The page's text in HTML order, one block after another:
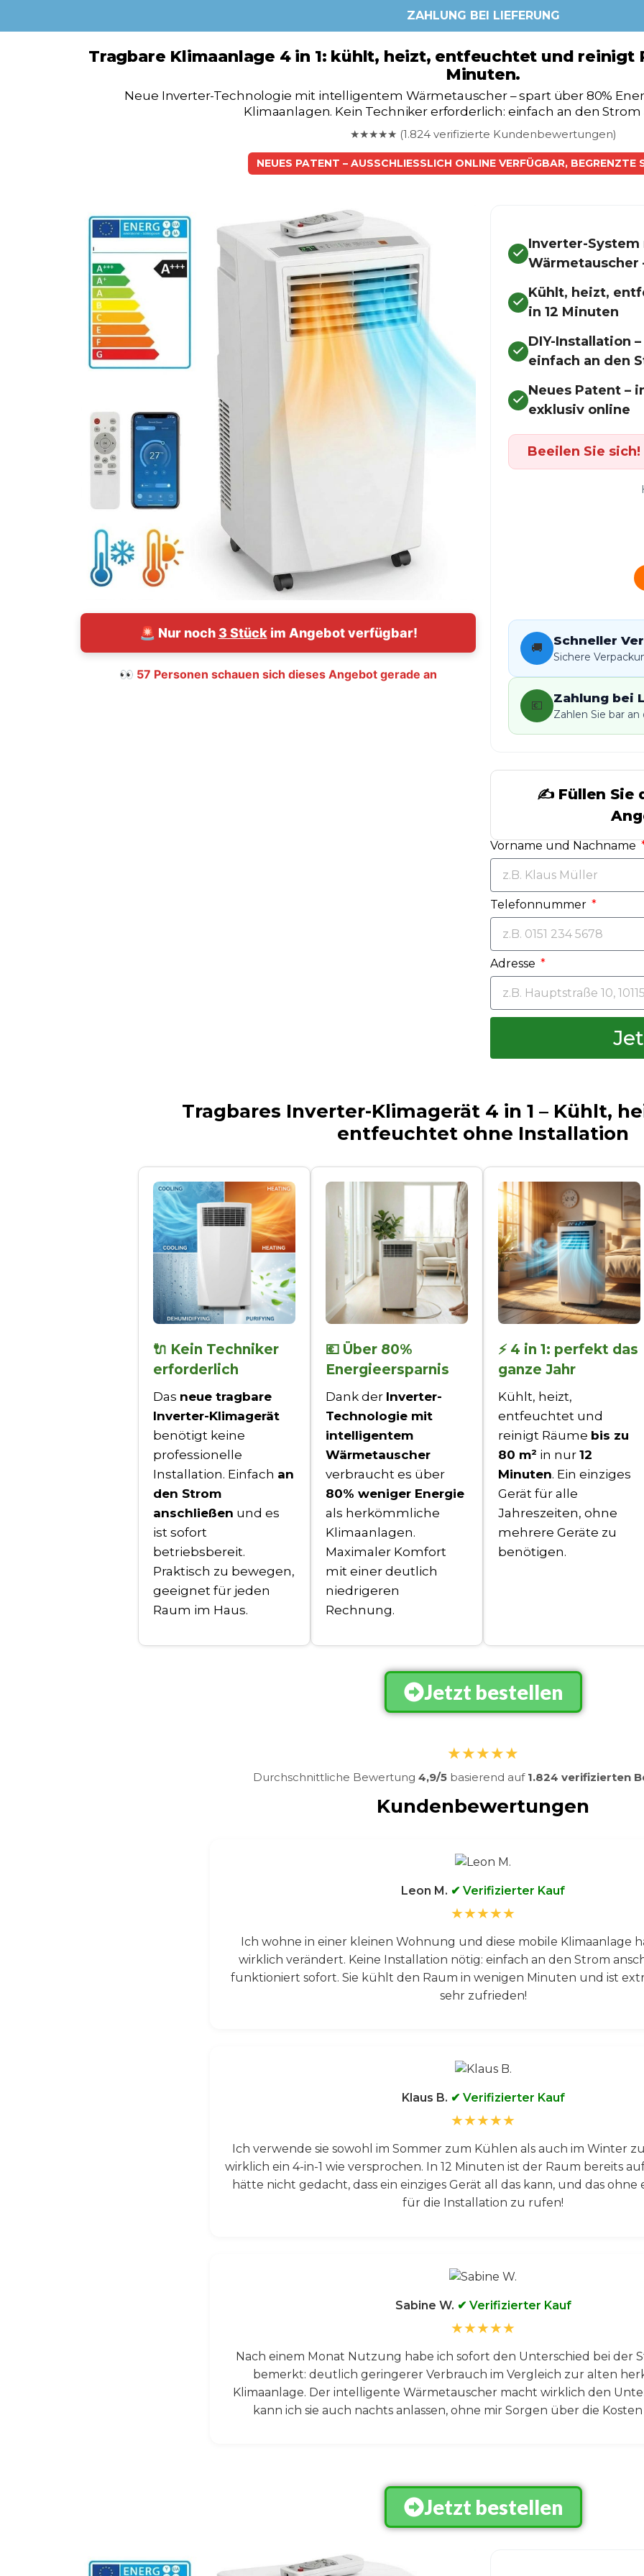
ZAHLUNG BEI LIEFERUNG
Tragbare Klimaanlage 4 in 1: kühlt, heizt, entfeuchtet und reinigt
Minuten.
Neue Inverter-Technologie mit intelligentem Wärmetauscher – spart über 80%
Klimaanlagen. Kein Techniker erforderlich: einfach an den
★★★★★ (1.824 verifizierte Kundenbewertungen)
NEUES PATENT – AUSSCHLIESSLICH ONLINE VERFÜGBAR, BEGRENZTE
🚨 Nur noch 3 Stückim Angebot verfügbar!
👀 57 Personen schauen sich dieses Angebot gerade an
Inverter-
Wärmetauscher
Kühlt, heizt,
in 12 Minuten
DIY-Installation
einfach an den
Neues Patent –
exklusiv online
Beeilen Sie
🚚
Schneller
Sichere
💶
Zahlung bei
Zahlen Sie bar
✍️ Füllen Sie
Vorname und Nachname
Telefonnummer
Adresse
Tragbares Inverter-Klimagerät 4 in 1 – Kühlt,
entfeuchtet ohne Installation
🔌 Kein Techniker
erforderlich
Das neue tragbare
Inverter-Klimagerät
benötigt keine
professionelle
Installation. Einfach an
den Strom
anschließen und es
ist sofort
betriebsbereit.
Praktisch zu bewegen,
geeignet für jeden
Raum im Haus.
💶 Über 80%
Energieersparnis
Dank der Inverter-
Technologie mit
intelligentem
Wärmetauscher
verbraucht es über
80% weniger Energie
als herkömmliche
Klimaanlagen.
Maximaler Komfort
mit einer deutlich
niedrigeren
Rechnung.
⚡ 4 in 1: perfekt das
ganze Jahr
Kühlt, heizt,
entfeuchtet und
reinigt Räume bis zu
80 m² in nur 12
Minuten. Ein einziges
Gerät für alle
Jahreszeiten, ohne
mehrere Geräte zu
benötigen.
Jetzt bestellen
★★★★★
Durchschnittliche Bewertung 4,9/5 basierend auf 1.824 verifizierten
Kundenbewertungen
Leon M. ✔ Verifizierter Kauf
★★★★★
Ich wohne in einer kleinen Wohnung und diese mobile Klimaanlage
wirklich verändert. Keine Installation nötig: einfach an den Strom
funktioniert sofort. Sie kühlt den Raum in wenigen Minuten und ist
sehr zufrieden!
Klaus B. ✔ Verifizierter Kauf
★★★★★
Ich verwende sie sowohl im Sommer zum Kühlen als auch im Winter
wirklich ein 4-in-1 wie versprochen. In 12 Minuten ist der Raum bereits
hätte nicht gedacht, dass ein einziges Gerät all das kann, und das ohne
für die Installation zu rufen!
Sabine W. ✔ Verifizierter Kauf
★★★★★
Nach einem Monat Nutzung habe ich sofort den Unterschied bei der
bemerkt: deutlich geringerer Verbrauch im Vergleich zur alten
Klimaanlage. Der intelligente Wärmetauscher macht wirklich den
kann ich sie auch nachts anlassen, ohne mir Sorgen über die
Jetzt bestellen